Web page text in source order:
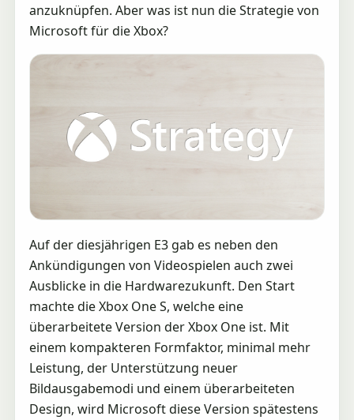
anzuknüpfen. Aber was ist nun die Strategie von
Microsoft für die Xbox?
Auf der diesjährigen E3 gab es neben den
Ankündigungen von Videospielen auch zwei
Ausblicke in die Hardwarezukunft. Den Start
machte die Xbox One S, welche eine
überarbeitete Version der Xbox One ist. Mit
einem kompakteren Formfaktor, minimal mehr
Leistung, der Unterstützung neuer
Bildausgabemodi und einem überarbeiteten
Design, wird Microsoft diese Version spätestens